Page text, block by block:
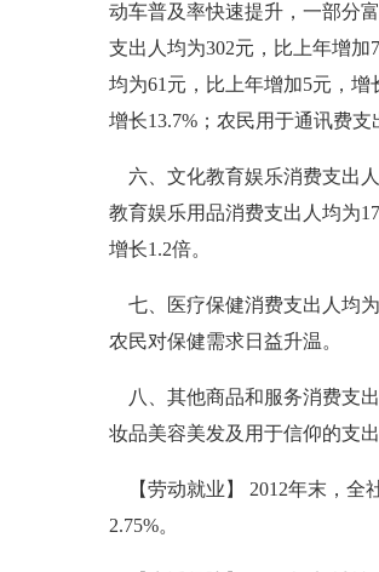
动车普及率快速提升，一部分
支出人均为302元，比上年增加
均为61元，比上年增加5元，
增长13.7%；农民用于通讯费
六、文化教育娱乐消费支出
教育娱乐用品消费支出人均为
增长1.2倍。
七、医疗保健消费支出人均为
农民对保健需求日益升温。
八、其他商品和服务消费支
妆品美容美发及用于信仰的支
【劳动就业】 2012年末，全
2.75%。